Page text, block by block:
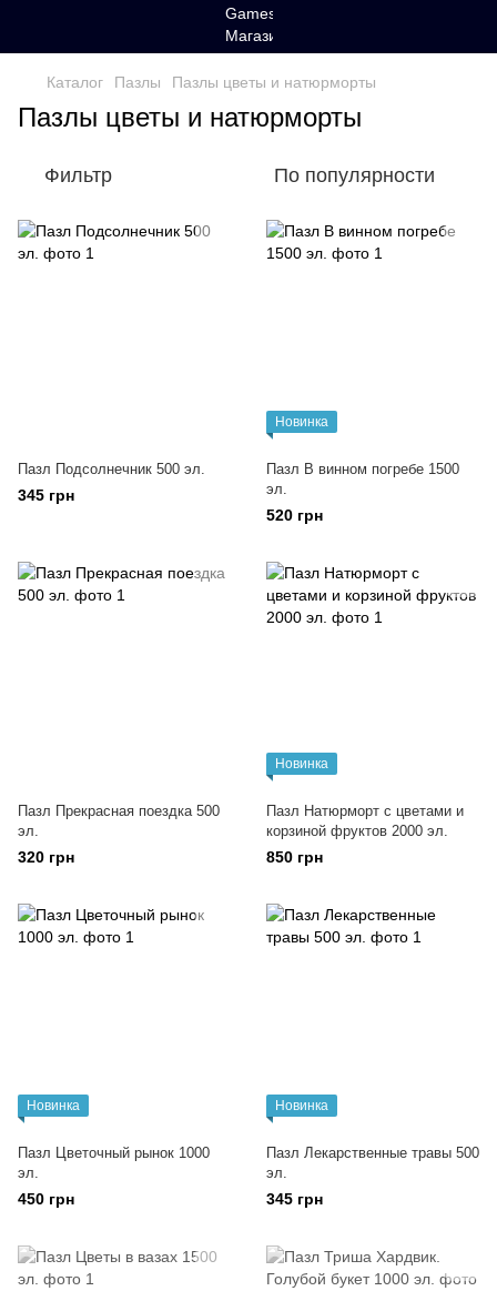
Каталог Пазлы Пазлы цветы и натюрморты
Пазлы цветы и натюрморты
Фильтр По популярности
Пазл Подсолнечник 500 эл.
345 грн
Новинка
Пазл В винном погребе 1500
эл.
520 грн
Пазл Прекрасная поездка 500
эл.
320 грн
Новинка
Пазл Натюрморт с цветами и
корзиной фруктов 2000 эл.
850 грн
Новинка
Пазл Цветочный рынок 1000
эл.
450 грн
Новинка
Пазл Лекарственные травы 500
эл.
345 грн